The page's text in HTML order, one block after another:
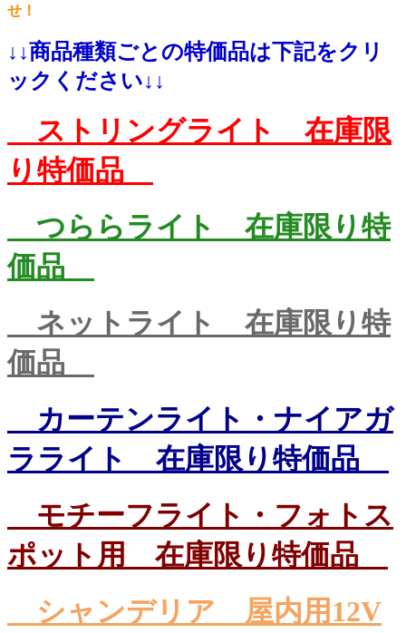
せ！
↓↓商品種類ごとの特価品は下記をクリ
ックください↓↓
ストリングライト 在庫限
り特価品
つららライト 在庫限り特
価品
ネットライト 在庫限り特
価品
カーテンライト・ナイアガ
ラライト 在庫限り特価品
モチーフライト・フォトス
ポット用 在庫限り特価品
シャンデリア 屋内用12V